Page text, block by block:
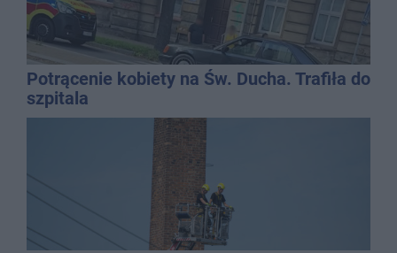
Potrącenie kobiety na Św. Ducha. Trafiła do
szpitala